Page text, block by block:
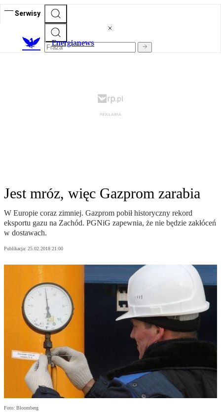
Serwisy
Energianews
Jest mróz, więc Gazprom zarabia
W Europie coraz zimniej. Gazprom pobił historyczny rekord
eksportu gazu na Zachód. PGNiG zapewnia, że nie będzie zakłóceń
w dostawach.
Publikacja: 25.02.2018 21:00
Foto: Bloomberg